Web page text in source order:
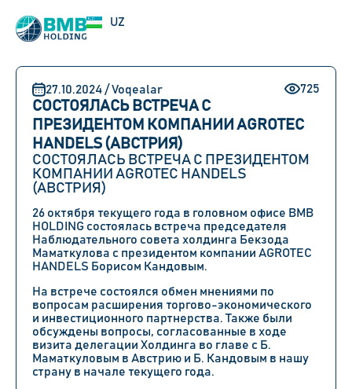
UZ
RU
27.10.2024 / Voqealar 725
СОСТОЯЛАСЬ ВСТРЕЧА С
ПРЕЗИДЕНТОМ КОМПАНИИ AGROTEC
HANDELS (АВСТРИЯ)
СОСТОЯЛАСЬ ВСТРЕЧА С ПРЕЗИДЕНТОМ
КОМПАНИИ AGROTEC HANDELS
(АВСТРИЯ)
26 октября текущего года в головном офисе BMB
HOLDING состоялась встреча председателя
Наблюдательного совета холдинга Бекзода
Маматкулова с президентом компании AGROTEC
HANDELS Борисом Кандовым.
На встрече состоялся обмен мнениями по
вопросам расширения торгово-экономического
и инвестиционного партнерства. Также были
обсуждены вопросы, согласованные в ходе
визита делегации Холдинга во главе с Б.
Маматкуловым в Австрию и Б. Кандовым в нашу
страну в начале текущего года.